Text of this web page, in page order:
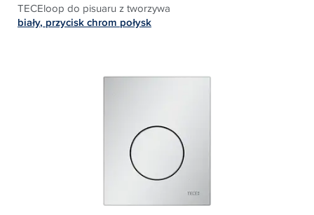
TECEloop do pisuaru z tworzywa
biały, przycisk chrom połysk